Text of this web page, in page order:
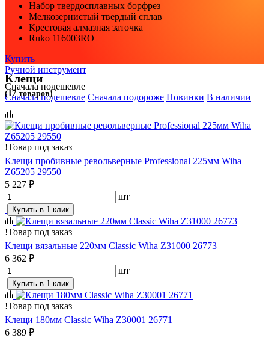
Набор твердосплавных борфрез
Мелкозернистый твердый сплав
Крестовая алмазная заточка
Ruko 116003RO
Купить
Ручной инструмент
Сначала подешевле
Сначала подешевле Сначала подороже Новинки В наличии
Клещи
(17 товаров)
!Товар под заказ
Клещи пробивные револьверные Professional 225мм Wiha
Z65205 29550
5 227 ₽
шт
Купить в 1 клик
!Товар под заказ
Клещи вязальные 220мм Classic Wiha Z31000 26773
6 362 ₽
шт
Купить в 1 клик
!Товар под заказ
Клещи 180мм Classic Wiha Z30001 26771
6 389 ₽